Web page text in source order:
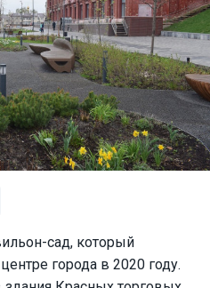
сад, который
города в 2020 году.